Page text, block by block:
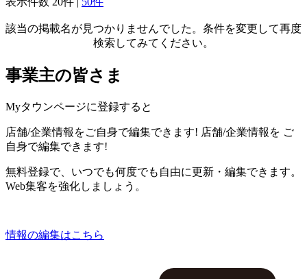
該当の掲載名が見つかりませんでした。条件を変更して再度
検索してみてください。
事業主の皆さま
Myタウンページに登録すると
店舗/企業情報をご自身で編集できます! 店舗/企業情報を ご
自身で編集できます!
無料登録で、いつでも何度でも自由に更新・編集できます。
Web集客を強化しましょう。
情報の編集はこちら